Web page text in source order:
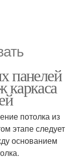
панелей
потолка из
этапе следует
основанием